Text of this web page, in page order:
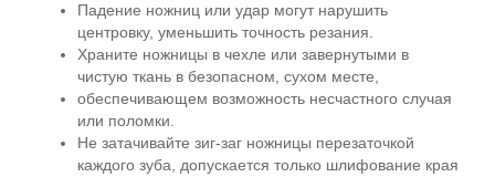
Падение ножниц или удар могут нарушить
центровку, уменьшить точность резания.
Храните ножницы в чехле или завернутыми в
чистую ткань в безопасном, сухом месте,
обеспечивающем возможность несчастного случая
или поломки.
Не затачивайте зиг-заг ножницы перезаточкой
каждого зуба, допускается только шлифование края